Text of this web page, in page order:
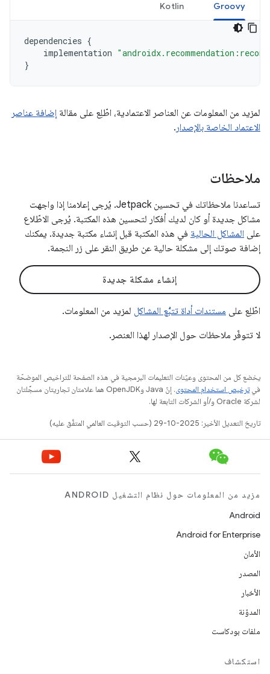
Groovy
Kotlin
dependencies {
implementation
}
لمزيد من المعلومات عن العناصر الاعتمادية، اطّلِع على مقالة إضافة عناصر
الاعتماد الخاصة بالإصدار .
ملاحظات
تساعدنا ملاحظاتك في تحسين Jetpack. يُرجى إعلامنا إذا واجهت
مشاكل جديدة أو كان لديك أفكار لتحسين هذه المكتبة. يُرجى الاطّلاع
على المشاكل الحالية في هذه المكتبة قبل إنشاء مكتبة جديدة. يمكنك
إضافة صوتك إلى مشكلة حالية عن طريق النقر على زر النجمة.
إنشاء مشكلة جديدة
اطّلِع على مستندات أداة تتبُّع المشاكل لمزيد من المعلومات.
لا تتوفّر ملاحظات حول الإصدار لهذا العنصر.
يخضع كل من المحتوى وعيّنات التعليمات البرمجية في هذه الصفحة للتراخيص الموضحّة
فيترخيص استخدام المحتوى
. إنّ Java وOpenJDK هما علامتان تجاريتان مسجَّلتان
لشركة Oracle و/أو الشركات التابعة لها.
تاريخ التعديل الأخير: 2025-10-29 (حسب التوقيت العالمي المتفَّق عليه)
مزيد من المعلومات حول نظام التشغيل ANDROID
Android
Android for Enterprise
الأمان
المصدر
الأخبار
المدوّنة
ملفات بودكاست
استكشاف